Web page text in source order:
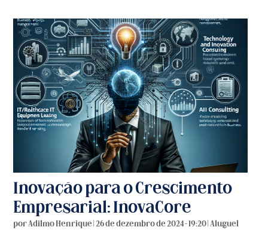
Inovação para o Crescimento
Empresarial: InovaCore
porAdilmo Henrique|26 de dezembro de 2024 - 19:20|Aluguel